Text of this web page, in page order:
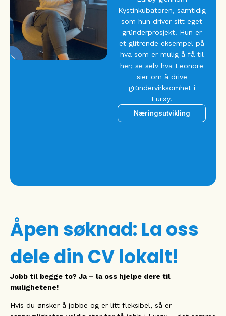
Sandnessjøen, og hadde
lovet seg selv å ikke
flytte tilbake til
Helgeland. Dette løftet
brøt hun tvert da
karrieremulighetene i
Nova Sea på Lovund
åpenbarte seg for henne.
Nå bor og jobber både
Silje og samboeren på
Lovund, og de velger til
Åpen søknad: La oss
dele din CV lokalt!
Jobb til begge to? Ja – la oss hjelpe dere til
mulighetene!
Hvis du ønsker å jobbe og er litt fleksibel, så er